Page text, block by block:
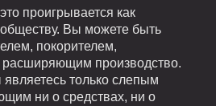
проигрывается как
Вы можете быть
покорителем,
производство.
только слепым
ни о средствах, ни о